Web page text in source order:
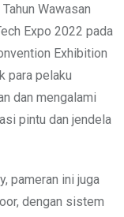
Wawasan
Expo 2022 pada
Exhibition
para pelaku
dan mengalami
pintu dan jendela
pameran ini juga
dengan sistem